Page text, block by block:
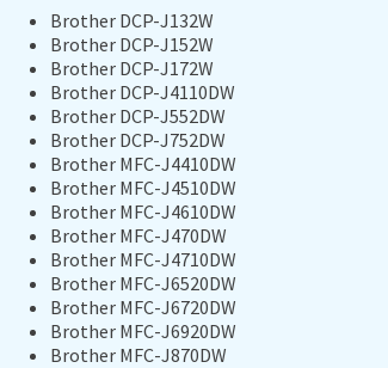
Brother DCP-J132W
Brother DCP-J152W
Brother DCP-J172W
Brother DCP-J4110DW
Brother DCP-J552DW
Brother DCP-J752DW
Brother MFC-J4410DW
Brother MFC-J4510DW
Brother MFC-J4610DW
Brother MFC-J470DW
Brother MFC-J4710DW
Brother MFC-J6520DW
Brother MFC-J6720DW
Brother MFC-J6920DW
Brother MFC-J870DW